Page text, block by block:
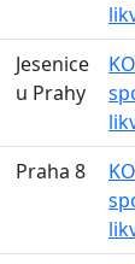
Jesenice
u Prahy
Praha 8